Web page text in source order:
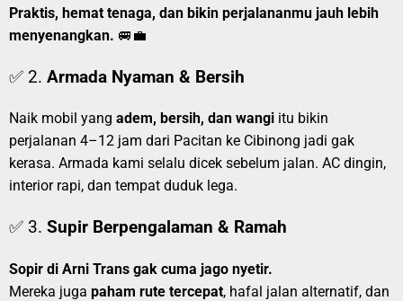
Praktis, hemat tenaga, dan bikin perjalananmu jauh lebih
menyenangkan. 🚐💼
✅ 2. Armada Nyaman & Bersih
Naik mobil yang adem, bersih, dan wangi itu bikin
perjalanan 4–12 jam dari Pacitan ke Cibinong jadi gak
kerasa. Armada kami selalu dicek sebelum jalan. AC dingin,
interior rapi, dan tempat duduk lega.
✅ 3. Supir Berpengalaman & Ramah
Sopir di Arni Trans gak cuma jago nyetir.
Mereka juga paham rute tercepat, hafal jalan alternatif, dan